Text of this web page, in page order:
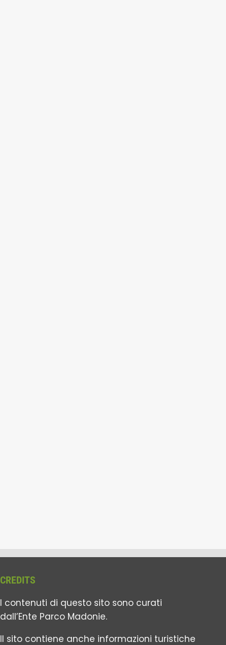
CREDITS
I contenuti di questo sito sono curati
dall’Ente Parco Madonie.
Il sito contiene anche informazioni turistiche